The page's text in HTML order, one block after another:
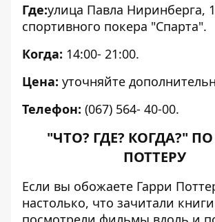
Где:улица Павла Ниринберга,
спортивного покера "Спарта".
Когда: 14:00- 21:00.
Цена: уточняйте
Телефон: (067) 564- 40-00.
"ЧТО? ГДЕ? КОГДА?"
ПОТТЕРУ
Если вы обожаете Гарри
настолько, что зачитали